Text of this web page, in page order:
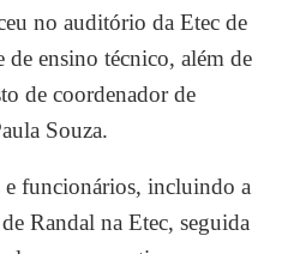
no auditório da Etec de
de ensino técnico, além de
de coordenador de
Souza.
e funcionários, incluindo a
Randal na Etec, seguida